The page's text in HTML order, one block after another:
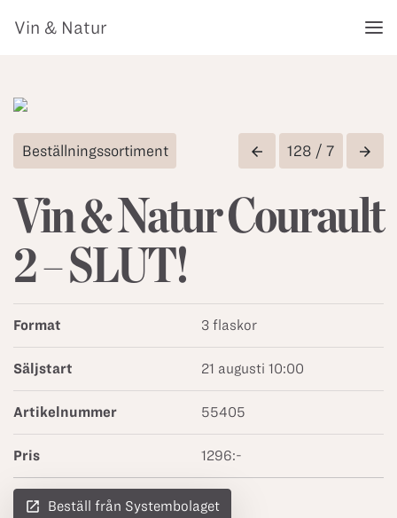
Vin & Natur
Beställningssortiment arrow_back 128 / 7 arrow_forward
Vin & Natur Courault
2 – SLUT!
Format 3 flaskor
Säljstart 21 augusti 10:00
Artikelnummer 55405
Pris 1296:-
launch Beställ från Systembolaget